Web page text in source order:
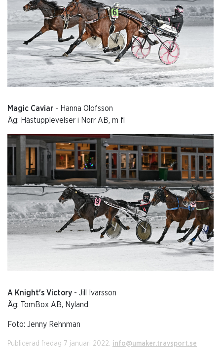
Magic Caviar - Hanna Olofsson
Äg: Hästupplevelser i Norr AB, m fl
A Knight's Victory - Jill Ivarsson
Äg: TomBox AB, Nyland
Foto: Jenny Rehnman
Publicerad fredag 7 januari 2022. info@umaker.travsport.se